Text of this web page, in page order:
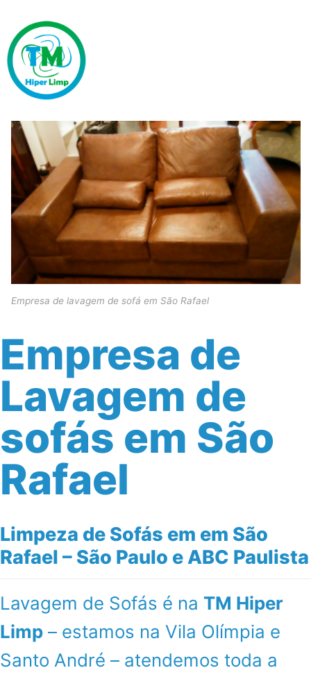
Empresa de lavagem de sofá em São Rafael
Empresa de
Lavagem de
sofás em São
Rafael
Limpeza de Sofás em em São
Rafael – São Paulo e ABC Paulista
Lavagem de Sofás é na TM Hiper
Limp – estamos na Vila Olímpia e
Santo André – atendemos toda a